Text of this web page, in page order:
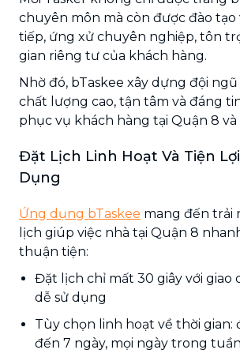
chuyên môn mà còn được đào tạo
tiếp, ứng xử chuyên nghiệp, tôn
gian riêng tư của khách hàng.
Nhờ đó, bTaskee xây dựng đội
chất lượng cao, tận tâm và đáng tin
phục vụ khách hàng tại Quận 8 và
Đặt Lịch Linh Hoạt Và Tiện
Dụng
Ứng dụng bTaskee mang đến trải
lịch giúp việc nhà tại Quận 8
thuận tiện:
Đặt lịch chỉ mất 30 giây với giao
dễ sử dụng
Tùy chọn linh hoạt về thời gian:
đến 7 ngày, mọi ngày trong